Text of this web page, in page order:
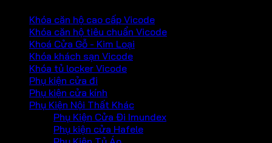
Khóa căn hộ cao cấp Vicode
Khóa căn hộ tiêu chuẩn Vicode
Khoá Cửa Gỗ - Kim Loại
Khóa khách sạn Vicode
Khóa tủ locker Vicode
Phụ kiện cửa đi
Phụ kiện cửa kính
Phụ Kiện Nội Thất Khác
Phụ Kiện Cửa Đi Imundex
Phụ kiện cửa Hafele